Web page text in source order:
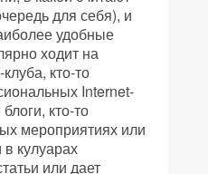
для себя), и
удобные
ходит на
кто-то
Internet-
кто-то
мероприятиях или
кулуарах
или дает